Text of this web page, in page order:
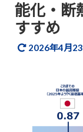
能化・断
すすめ
2026年4月